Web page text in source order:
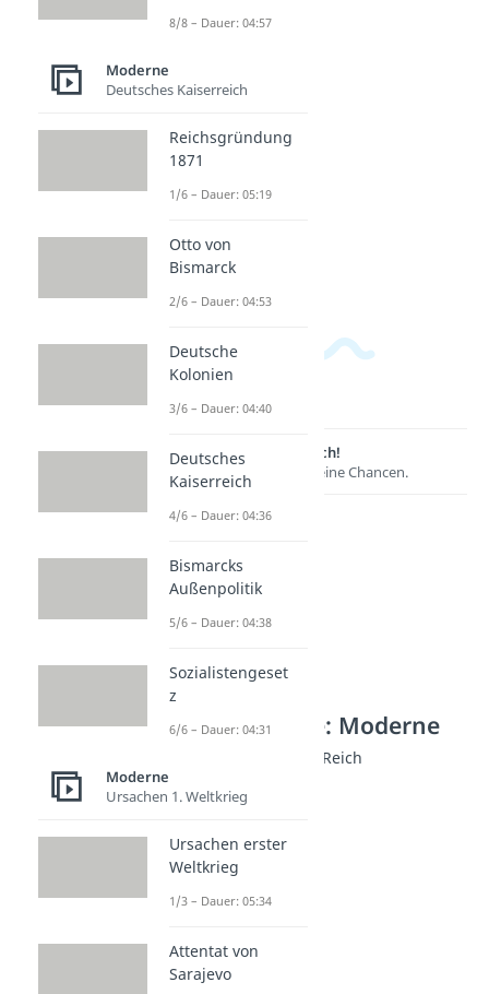
Lernen lohnt sich!
Entdecke hier deine Chancen.
Weitere Inhalte: Moderne
Organisationen Drittes Reich
Gestapo
Dauer: 04:20
Dauer: 05:17
Hitlerjugend
Dauer: 04:38
Edelweißpiraten
Dauer: 04:09
8/8 – Dauer: 04:57
Moderne
Deutsches Kaiserreich
Reichsgründung
1871
1/6 – Dauer: 05:19
Otto von
Bismarck
2/6 – Dauer: 04:53
Deutsche
Kolonien
3/6 – Dauer: 04:40
Deutsches
Kaiserreich
4/6 – Dauer: 04:36
Bismarcks
Außenpolitik
5/6 – Dauer: 04:38
Sozialistengeset
z
6/6 – Dauer: 04:31
Moderne
Ursachen 1. Weltkrieg
Ursachen erster
Weltkrieg
1/3 – Dauer: 05:34
Attentat von
Sarajevo